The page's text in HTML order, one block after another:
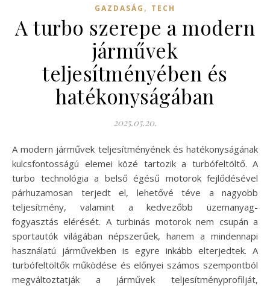
GAZDASÁG , TECH
A turbo szerepe a modern
járművek
teljesítményében és
hatékonyságában
2025.05.20.
A modern járművek teljesítményének és hatékonyságának
kulcsfontosságú elemei közé tartozik a turbófeltöltő. A
turbo technológia a belső égésű motorok fejlődésével
párhuzamosan terjedt el, lehetővé téve a nagyobb
teljesítmény, valamint a kedvezőbb üzemanyag-
fogyasztás elérését. A turbinás motorok nem csupán a
sportautók világában népszerűek, hanem a mindennapi
használatú járművekben is egyre inkább elterjedtek. A
turbófeltöltők működése és előnyei számos szempontból
megváltoztatják a járművek teljesítményprofilját,